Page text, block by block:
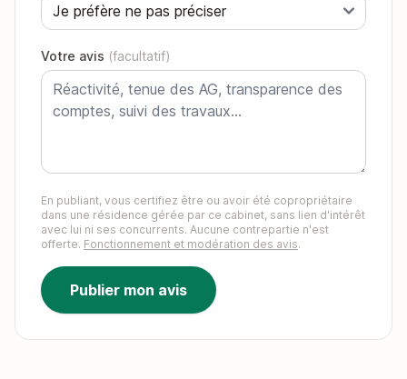
Votre avis (facultatif)
En publiant, vous certifiez être ou avoir été copropriétaire
dans une résidence gérée par ce cabinet, sans lien d'intérêt
avec lui ni ses concurrents. Aucune contrepartie n'est
offerte. Fonctionnement et modération des avis.
Publier mon avis